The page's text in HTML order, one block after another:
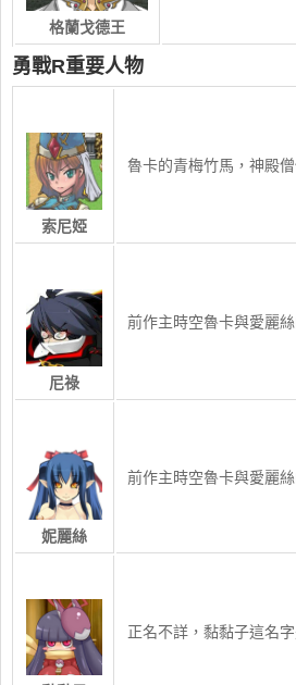
格蘭戈德王
勇戰R重要人物
索尼婭
魯卡的青梅竹馬，神殿
尼祿
前作主時空魯卡與愛麗
妮麗絲
前作主時空魯卡與愛麗
正名不詳，黏黏子這名